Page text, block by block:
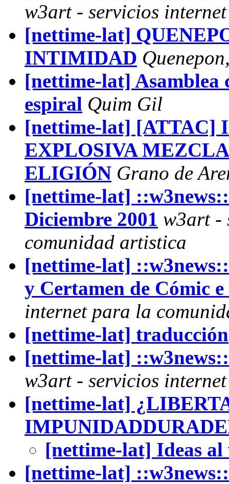
w3art - servicios
[nettime-lat]
INTIMIDAD
[nettime-lat] Asamblea
espiral Quim Gil
[nettime-lat] [ATTAC]
EXPLOSIVA
ELIGIÓN Grano de
[nettime-lat]
Diciembre 2001 w3art -
comunidad artistica
[nettime-lat]
y Certamen de Cómic
internet para la
[nettime-lat] traducción
[nettime-lat]
w3art - servicios
[nettime-lat]
[nettime-lat] Ideas al
[nettime-lat]